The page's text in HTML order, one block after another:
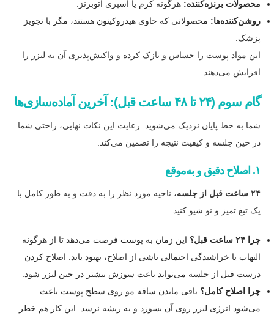
محصولات برنزه‌کننده: هرگونه کرم یا اسپری اتوبرنز.
روشن‌کننده‌ها: محصولاتی که حاوی هیدروکینون هستند، مگر با تجویز
پزشک.
این مواد پوست را حساس و نازک کرده و واکنش‌پذیری آن به لیزر را
افزایش می‌دهند.
گام سوم (۲۴ تا ۴۸ ساعت قبل): آخرین آماده‌سازی‌ها
شما به خط پایان نزدیک می‌شوید. رعایت این نکات نهایی، راحتی شما
در حین جلسه و کیفیت نتیجه را تضمین می‌کند.
۱. اصلاح دقیق و به‌موقع
۲۴ ساعت قبل از جلسه
، ناحیه مورد نظر را به دقت و به طور کامل با
یک تیغ تمیز و نو شیو کنید.
چرا ۲۴ ساعت قبل؟
این زمان به پوست فرصت می‌دهد تا از هرگونه
التهاب یا خراشیدگی احتمالی ناشی از اصلاح، بهبود یابد. اصلاح کردن
درست قبل از جلسه می‌تواند باعث سوزش بیشتر در حین لیزر شود.
چرا اصلاح کامل؟ باقی ماندن ساقه مو روی سطح پوست باعث
می‌شود انرژی لیزر روی آن بسوزد و به ریشه نرسد. این کار هم خطر